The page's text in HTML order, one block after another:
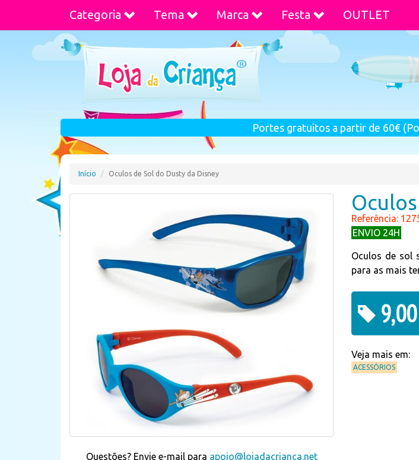
Categoria Tema Marca Festa OUTLET
Portes gratuitos a partir de 60€
Início Oculos de Sol do Dusty da Disney
Questões? Envie e-mail para apoio@lojadacrianca.net
Referência:
ENVIO 24H
Oculos de sol
para as mais
Veja mais em:
ACESSÓRIOS